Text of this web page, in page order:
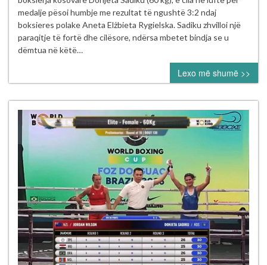
çerekfinale
pas
një
të
diskutueshëm
në
Kupën
Botërore
të
medalje pësoi humbje me rezultat të ngushtë 3:2 ndaj
boksieres polake Aneta Elżbieta Rygielska. Sadiku zhvilloi një
paraqitje të fortë dhe cilësore, ndërsa mbetet bindja se u
dëmtua në këtë…
Lexo më shumë >>